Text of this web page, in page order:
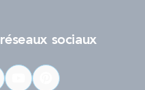
réseaux sociaux